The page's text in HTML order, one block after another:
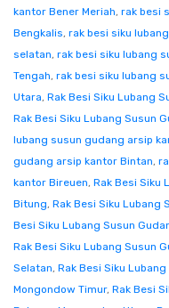
kantor Bener Meriah, rak besi
Bengkalis, rak besi siku
selatan, rak besi siku lubang
Tengah, rak besi siku lubang
Utara, Rak Besi Siku Lubang
Rak Besi Siku Lubang Susun
lubang susun gudang arsip
gudang arsip kantor Bintan,
kantor Bireuen, Rak Besi Siku
Bitung, Rak Besi Siku Lubang
Besi Siku Lubang Susun
Rak Besi Siku Lubang Susun
Selatan, Rak Besi Siku
Mongondow Timur, Rak Besi